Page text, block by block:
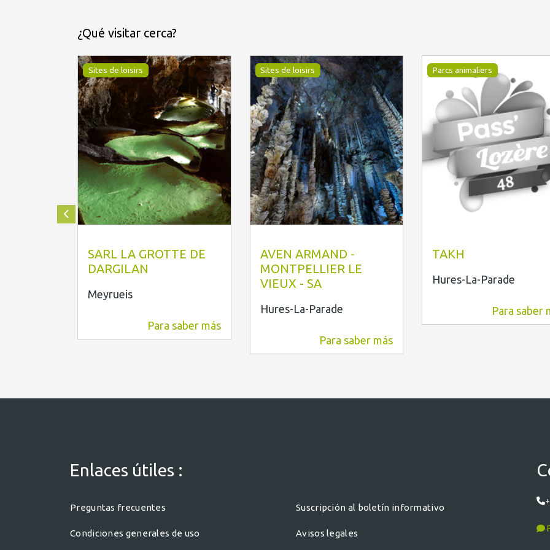
¿Qué visitar cerca?
Sites de loisirs
SARL LA GROTTE DE
DARGILAN
Meyrueis
Para saber más
Sites de loisirs
AVEN ARMAND -
MONTPELLIER LE
VIEUX - SA
Hures-La-Parade
Para saber más
Parcs animaliers
TAKH
Hures-La-Parade
Para saber
Enlaces útiles :
Preguntas frecuentes Suscripción al boletín informativo
Condiciones generales de uso Avisos legales